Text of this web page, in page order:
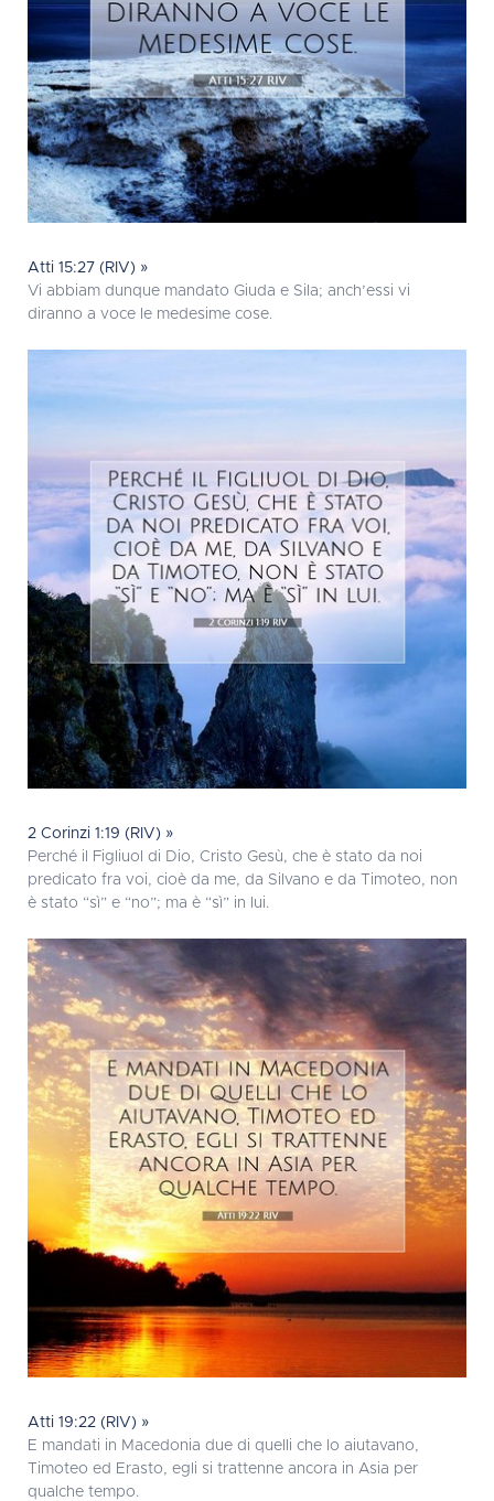
Atti 15:27 (RIV) »
Vi abbiam dunque mandato Giuda e Sila; anch’essi vi
diranno a voce le medesime cose.
2 Corinzi 1:19 (RIV) »
Perché il Figliuol di Dio, Cristo Gesù, che è stato da noi
predicato fra voi, cioè da me, da Silvano e da Timoteo, non
è stato “sì” e “no”; ma è “sì” in lui.
Atti 19:22 (RIV) »
E mandati in Macedonia due di quelli che lo aiutavano,
Timoteo ed Erasto, egli si trattenne ancora in Asia per
qualche tempo.